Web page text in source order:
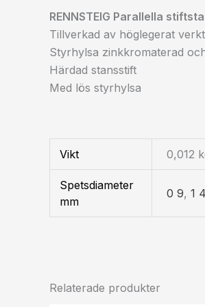
RENNSTEIG Parallella
Tillverkad av höglegerat
Styrhylsa zinkkromaterad
Härdad stansstift
Med lös styrhylsa
Vikt 0,012
Spetsdiameter
mm
0 9,1 4
Relaterade produkter